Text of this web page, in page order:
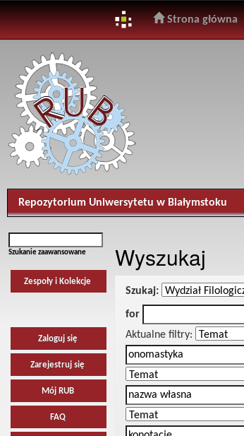
navigation
Strona główna
Repozytorium Uniwersytetu w Białymstoku
Szukanie zaawansowane
Zespoły i Kolekcje
Zaloguj się
Zarejestruj się
Mój RUB
FAQ
Wyszukaj
Szukaj:
for
Aktualne filtry: